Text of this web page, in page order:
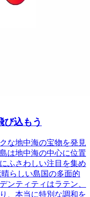
び込もう
な地中海の宝物を発見
は地中海の中心に位置
ふさわしい注目を集め
らしい島国の多面的
ンティティはラテン、
、本当に特別な調和を